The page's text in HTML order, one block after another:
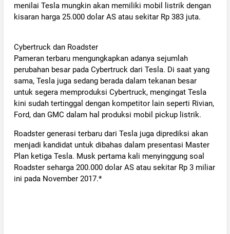
menilai Tesla mungkin akan memiliki mobil listrik dengan
kisaran harga 25.000 dolar AS atau sekitar Rp 383 juta.
Cybertruck dan Roadster
Pameran terbaru mengungkapkan adanya sejumlah
perubahan besar pada Cybertruck dari Tesla. Di saat yang
sama, Tesla juga sedang berada dalam tekanan besar
untuk segera memproduksi Cybertruck, mengingat Tesla
kini sudah tertinggal dengan kompetitor lain seperti Rivian,
Ford, dan GMC dalam hal produksi mobil pickup listrik.
Roadster generasi terbaru dari Tesla juga diprediksi akan
menjadi kandidat untuk dibahas dalam presentasi Master
Plan ketiga Tesla. Musk pertama kali menyinggung soal
Roadster seharga 200.000 dolar AS atau sekitar Rp 3 miliar
ini pada November 2017.*